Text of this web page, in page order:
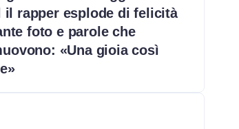
il rapper esplode di felicità
foto e parole che
«Una gioia così